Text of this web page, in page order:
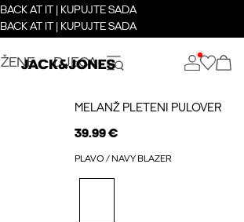
BACK AT IT | KUPUJTE SADA
BACK AT IT | KUPUJTE SADA
ŽENE DJECA
MELANŽ PLETENI PULOVER
39.99 €
PLAVO / NAVY BLAZER